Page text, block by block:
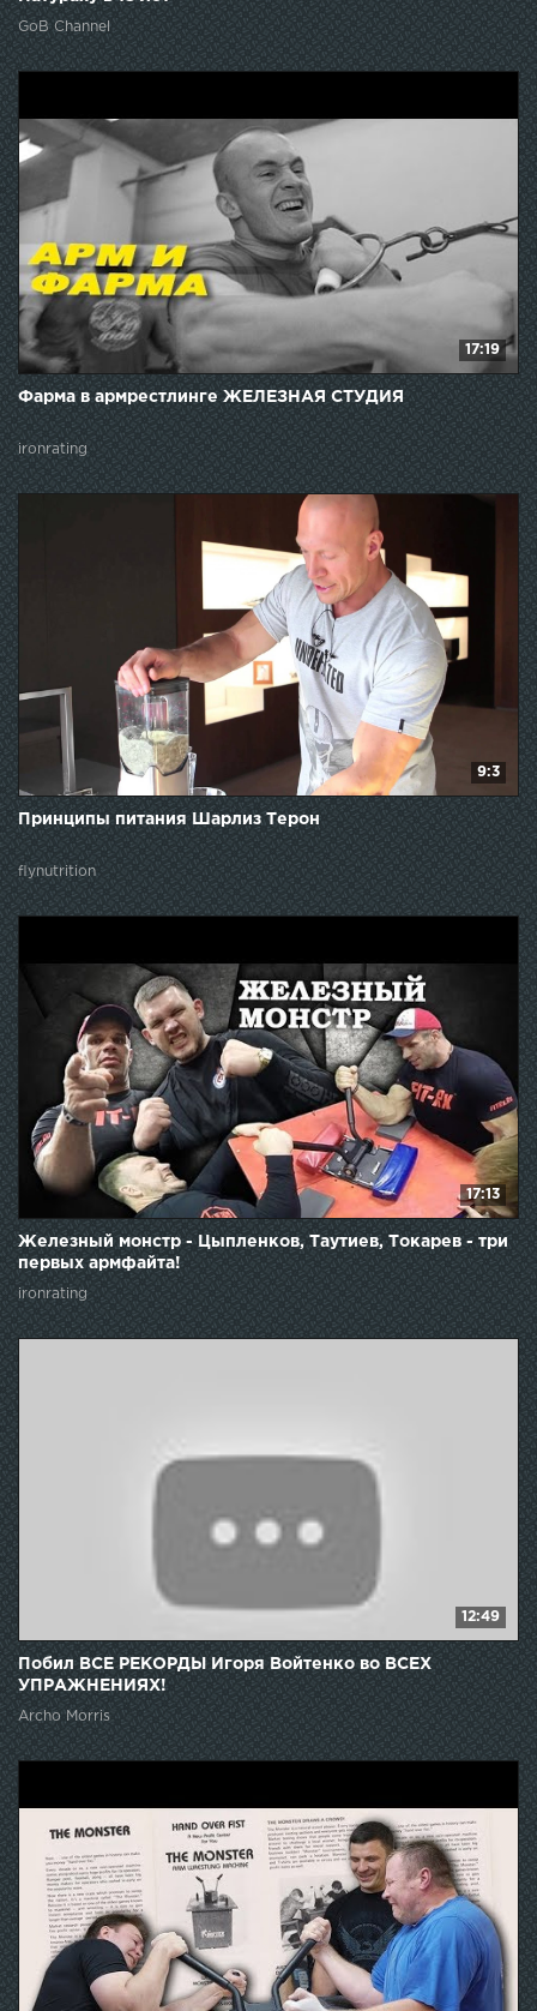
GoB Channel
17:19
Фарма в армрестлинге ЖЕЛЕЗНАЯ СТУДИЯ
ironrating
9:3
Принципы питания Шарлиз Терон
flynutrition
17:13
Железный монстр - Цыпленков, Таутиев, Токарев - три
первых армфайта!
ironrating
12:49
Побил ВСЕ РЕКОРДЫ Игоря Войтенко во ВСЕХ
УПРАЖНЕНИЯХ!
Archo Morris